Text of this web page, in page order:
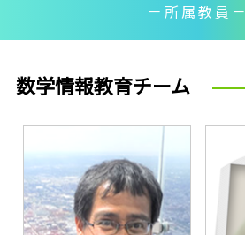
－所属教員－
数学情報教育チーム